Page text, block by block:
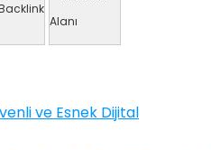
ve Esnek Dijital